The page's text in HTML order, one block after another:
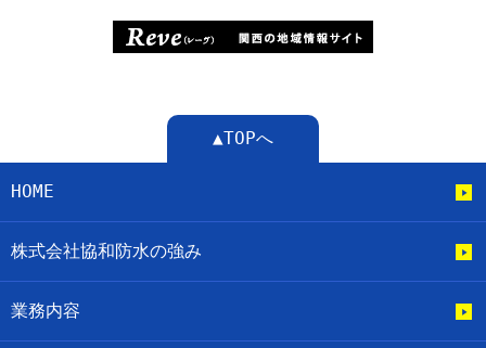
▲TOPへ
HOME
株式会社協和防水の強み
業務内容